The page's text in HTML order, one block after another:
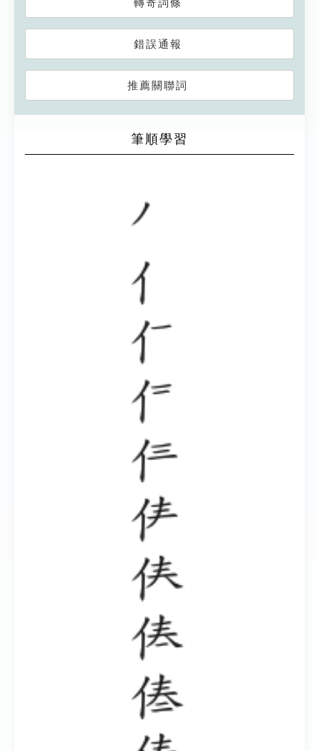
錯誤通報
推薦關聯詞
筆順學習